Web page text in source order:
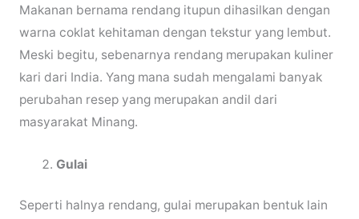
Makanan bernama rendang itupun dihasilkan dengan
warna coklat kehitaman dengan tekstur yang lembut.
Meski begitu, sebenarnya rendang merupakan kuliner
kari dari India. Yang mana sudah mengalami banyak
perubahan resep yang merupakan andil dari
masyarakat Minang.
Gulai
Seperti halnya rendang, gulai merupakan bentuk lain